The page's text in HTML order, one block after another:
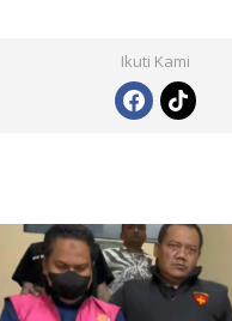
Ikuti Kami